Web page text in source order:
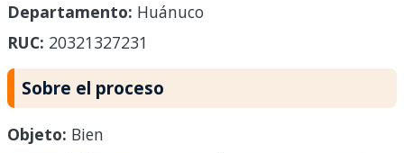
Departamento: Huánuco
RUC: 20321327231
Sobre el proceso
Objeto: Bien